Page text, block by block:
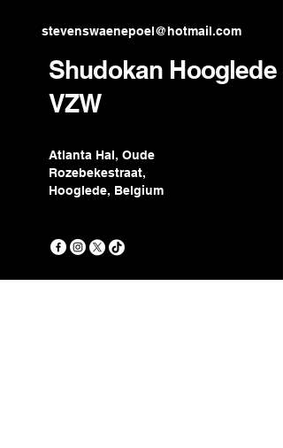
stevenswaenepoel@hotmail.com
Shudokan Hooglede
VZW
Atlanta Hal, Oude
Rozebekestraat,
Hooglede, Belgium